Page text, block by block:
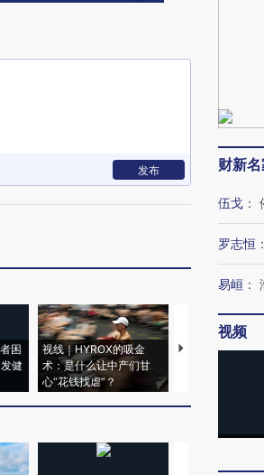
发布
困
健
视线｜HYROX的吸金
术：是什么让中产们甘
心“花钱找虐”？
马航飞行员跨国
粒摇头丸 尿检体
财新
伍戈 ：
罗志恒 ：
易峘 ：
视频